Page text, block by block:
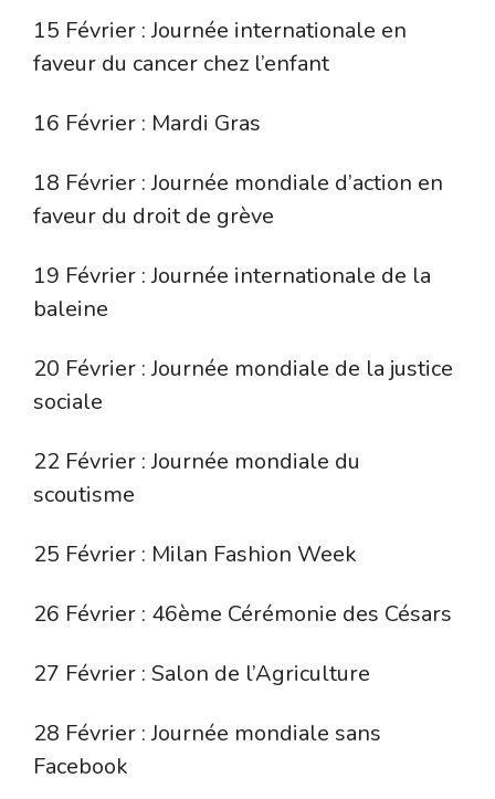
15 Février : Journée internationale en
faveur du cancer chez l’enfant
16 Février : Mardi Gras
18 Février : Journée mondiale d’action en
faveur du droit de grève
19 Février : Journée internationale de la
baleine
20 Février : Journée mondiale de la justice
sociale
22 Février : Journée mondiale du
scoutisme
25 Février : Milan Fashion Week
26 Février : 46ème Cérémonie des Césars
27 Février : Salon de l’Agriculture
28 Février : Journée mondiale sans
Facebook